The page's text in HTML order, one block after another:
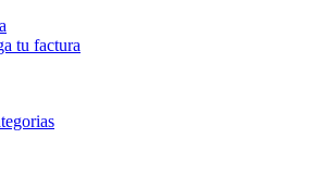
tu factura